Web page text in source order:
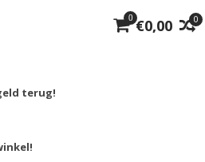
0
0 €0,00
terug!